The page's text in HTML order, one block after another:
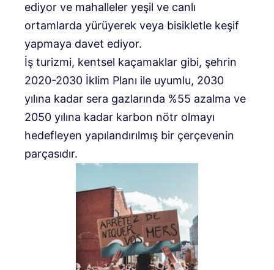
ediyor ve mahalleler yeşil ve canlı
ortamlarda yürüyerek veya bisikletle keşif
yapmaya davet ediyor.
İş turizmi, kentsel kaçamaklar gibi, şehrin
2020-2030 İklim Planı ile uyumlu, 2030
yılına kadar sera gazlarında %55 azalma ve
2050 yılına kadar karbon nötr olmayı
hedefleyen yapılandırılmış bir çerçevenin
parçasıdır.